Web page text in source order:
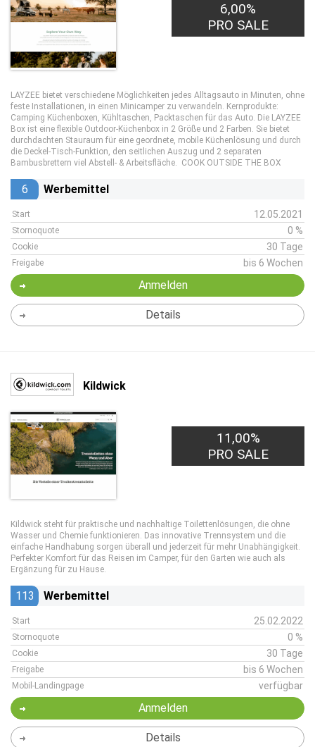
6,00%
PRO SALE
LAYZEE bietet verschiedene Möglichkeiten jedes Alltagsauto in Minuten, ohne
feste Installationen, in einen Minicamper zu verwandeln. Kernprodukte:
Camping Küchenboxen, Kühltaschen, Packtaschen für das Auto. Die LAYZEE
Box ist eine flexible Outdoor-Küchenbox in 2 Größe und 2 Farben. Sie bietet
durchdachten Stauraum für eine geordnete, mobile Küchenlösung und durch
die Deckel-Tisch-Funktion, den seitlichen Auszug und 2 separaten
Bambusbrettern viel Abstell- & Arbeitsfläche. COOK OUTSIDE THE BOX
6 Werbemittel
Start 12.05.2021
Stornoquote 0 %
Cookie 30 Tage
Freigabe bis 6 Wochen
Anmelden
Details
Kildwick
11,00%
PRO SALE
Kildwick steht für praktische und nachhaltige Toilettenlösungen, die ohne
Wasser und Chemie funktionieren. Das innovative Trennsystem und die
einfache Handhabung sorgen überall und jederzeit für mehr Unabhängigkeit.
Perfekter Komfort für das Reisen im Camper, für den Garten wie auch als
Ergänzung für zu Hause.
113 Werbemittel
Start 25.02.2022
Stornoquote 0 %
Cookie 30 Tage
Freigabe bis 6 Wochen
Mobil-Landingpage verfügbar
Anmelden
Details